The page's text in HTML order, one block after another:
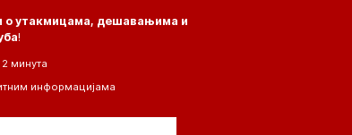
о утакмицама, дешавањима и
!
2 минута
информацијама